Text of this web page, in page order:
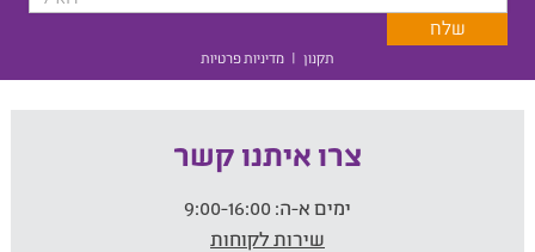
תקנון | מדיניות פרטיות
צרו איתנו קשר
ימים א-ה:
שירות לקוחות